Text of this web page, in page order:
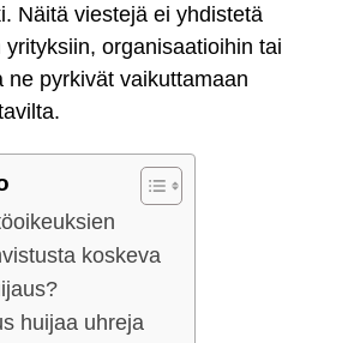
Näitä viestejä ei yhdistetä
organisaatioihin tai
ne pyrkivät vaikuttamaan
koskeva
huijaa uhreja